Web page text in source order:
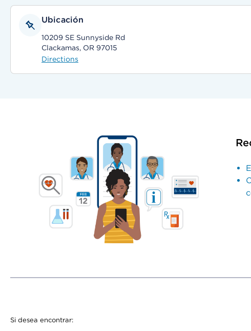
Ubicación
10209 SE Sunnyside Rd
Clackamas, OR 97015
Directions
Si desea encontrar: